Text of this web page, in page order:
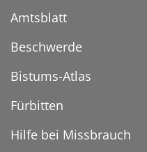
Amtsblatt
Beschwerde
Bistums-Atlas
Fürbitten
Hilfe bei Missbrauch